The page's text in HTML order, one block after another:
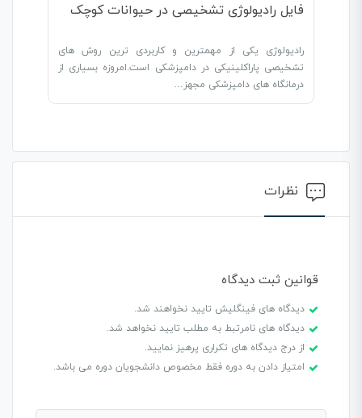
فایل رادیولوژی تشخیصی در حیوانات کوچک
رادیولوژی یکی از مهمترین و کاربردی ترین روش های
تشخیصی پاراکلینیکی در دامپزشکی است.امروزه بسیاری از
درمانگاه های دامپزشکی مجهز…
نظرات
قوانین ثبت دیدگاه
دیدگاه های فینگلیش تایید نخواهند شد.
دیدگاه های نامرتبط به مطلب تایید نخواهد شد.
از درج دیدگاه های تکراری پرهیز نمایید.
امتیاز دادن به دوره فقط مخصوص دانشجویان دوره می باشد.